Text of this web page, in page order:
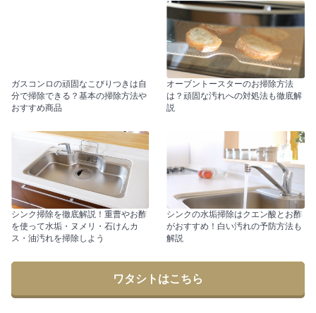
ガスコンロの頑固なこびりつきは自
分で掃除できる？基本の掃除方法や
おすすめ商品
オーブントースターのお掃除方法
は？頑固な汚れへの対処法も徹底解
説
シンク掃除を徹底解説！重曹やお酢
を使って水垢・ヌメリ・石けんカ
ス・油汚れを掃除しよう
シンクの水垢掃除はクエン酸とお酢
がおすすめ！白い汚れの予防方法も
解説
ワタシトはこちら